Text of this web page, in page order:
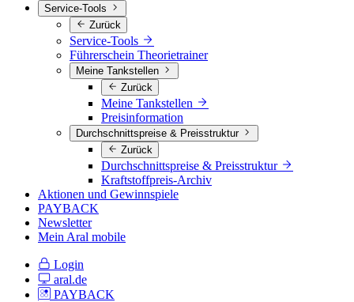
Service-Tools
Zurück
Service-Tools
Führerschein Theorietrainer
Meine Tankstellen
Zurück
Meine Tankstellen
Preisinformation
Durchschnittspreise & Preisstruktur
Zurück
Durchschnittspreise & Preisstruktur
Kraftstoffpreis-Archiv
Aktionen und Gewinnspiele
PAYBACK
Newsletter
Mein Aral mobile
Login
aral.de
PAYBACK